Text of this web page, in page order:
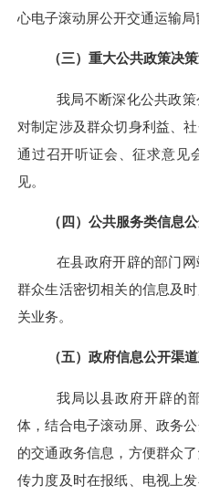
心电子滚动屏公开交通运输
（三）重大公共政策决
我局不断深化公共政策
对制定涉及群众切身利益、
通过召开听证会、征求意见
见。
（四）公共服务类信息
在县政府开辟的部门
群众生活密切相关的信息及
关业务。
（五）政府信息公开渠
我局以县政府开辟的
体，结合电子滚动屏、政务
的交通政务信息，方便群众
传力度及时在报纸、电视上